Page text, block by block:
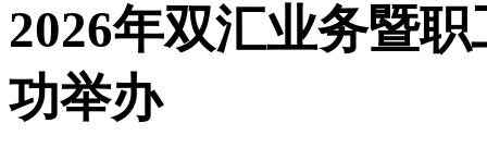
2026年双汇业务暨
功举办